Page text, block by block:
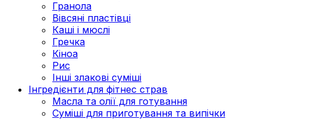
Гранола
Вівсяні пластівці
Каші і мюслі
Гречка
Кіноа
Рис
Інші злакові суміші
Інгредієнти для фітнес страв
Масла та олії для готування
Суміші для приготування та випічки